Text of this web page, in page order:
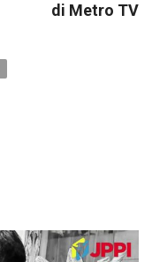
di Metro TV